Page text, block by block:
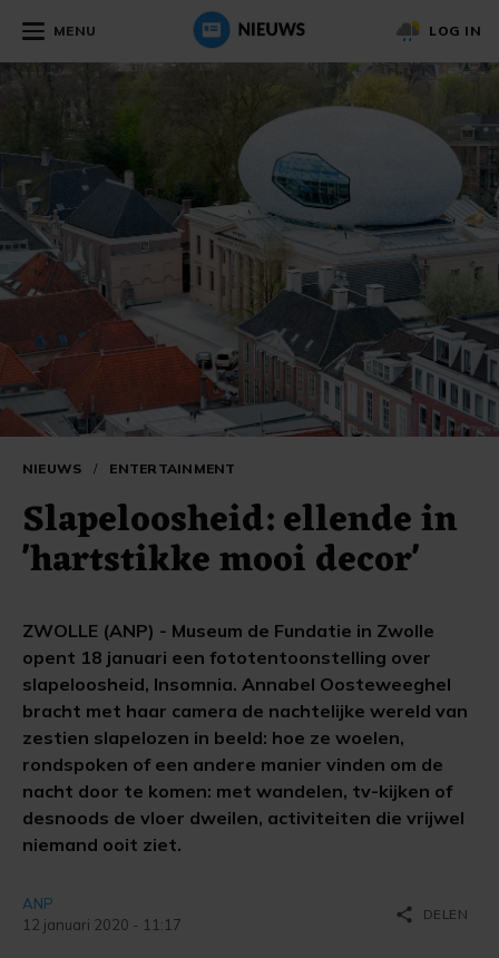
MENU LOG IN
NIEUWS / ENTERTAINMENT
Slapeloosheid: ellende in
'hartstikke mooi decor'
ZWOLLE (ANP) - Museum de Fundatie in Zwolle
opent 18 januari een fototentoonstelling over
slapeloosheid, Insomnia. Annabel Oosteweeghel
bracht met haar camera de nachtelijke wereld van
zestien slapelozen in beeld: hoe ze woelen,
rondspoken of een andere manier vinden om de
nacht door te komen: met wandelen, tv-kijken of
desnoods de vloer dweilen, activiteiten die vrijwel
niemand ooit ziet.
ANP
12 januari 2020 - 11:17
share DELEN